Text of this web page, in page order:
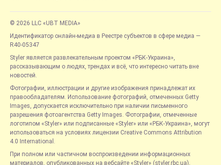
© 2026 LLC «UBT MEDIA»
Идентификатор онлайн-медиа в Реестре субъектов в сфере медиа —
R40-05347
Styler является развлекательным проектом «РБК-Украина»,
рассказывающим о людях, трендах и всё, что интересно читать вне
новостей.
Фотографии, иллюстрации и другие изображения принадлежат их
правообладателям. Использование фотографий, отмеченных Getty
Images, допускается исключительно при наличии письменного
разрешения фотоагентства Getty Images. Фотографии, отмеченные
логотипом «Styler» или подписанные «Styler» или «РБК-Украина», могут
использоваться на условиях лицензии Creative Commons Attribution
4.0 International.
При полном или частичном воспроизведении информационных
материалов, опубликованных на вебсайте «Styler» (styler.rbc.ua),